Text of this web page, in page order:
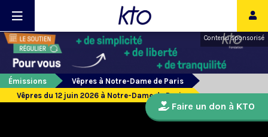
Contenu sponsorisé
Émissions
Vêpres à Notre-Dame de Paris
Vêpres du 12 juin 2026 à Notre-Dame de Paris
Faire un don à KTO